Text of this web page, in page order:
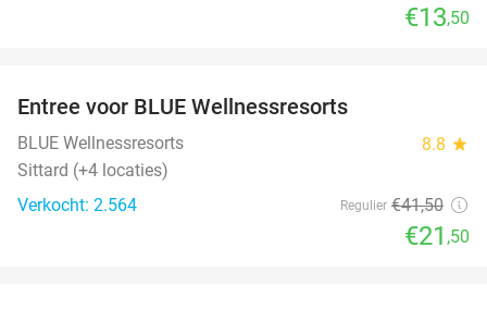
€13,50
Entree voor BLUE Wellnessresorts
BLUE Wellnessresorts 8.8 star
Sittard (+4 locaties)
Verkocht: 2.564
Regulier €41,50
€21 ,50